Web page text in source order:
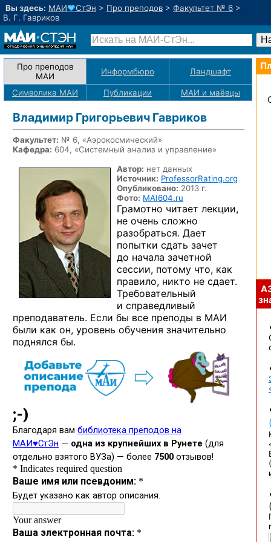
Вы здесь: МАИ♥СтЭн > Про преподов > Факультет № 6 >
В. Г. Гавриков
Про преподов
МАИ
Информбюро Ландшафт
Символика МАИ Публикации МАИ и маёвцы
Владимир Григорьевич Гавриков
Факультет: № 6, «Аэрокосмический»
Кафедра: 604, «Системный анализ и управление»
Автор: нет данных
Источник: ProfessorRating.org
Опубликовано: 2013 г.
Фото: MAI604.ru
Грамотно читает лекции,
не очень сложно
разобраться. Дает
попытки сдать зачет
до начала зачетной
сессии, потому что, как
правило, никто не сдает.
Требовательный
и справедливый
преподаватель. Если бы все преподы в МАИ
были как он, уровень обучения значительно
поднялся бы.
(